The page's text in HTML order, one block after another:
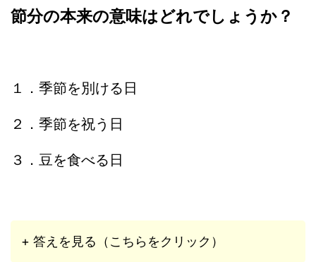
節分の本来の意味はどれでしょうか？
１．季節を別ける日
２．季節を祝う日
３．豆を食べる日
+ 答えを見る（こちらをクリック）